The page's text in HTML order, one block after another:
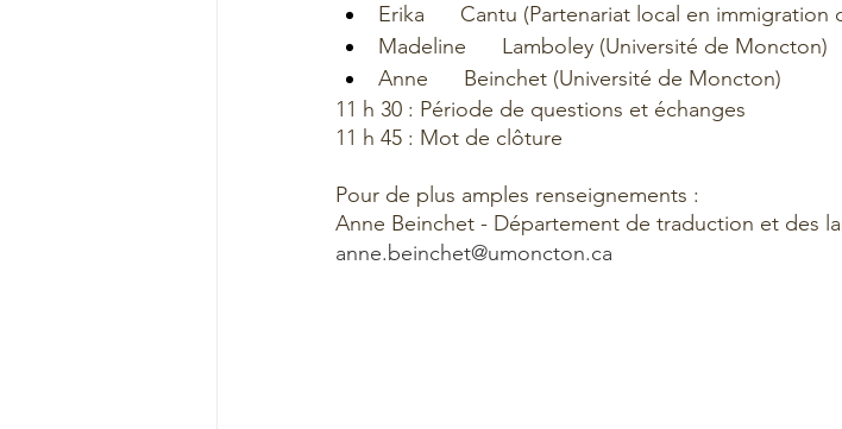
Erika      Cantu (Partenariat local en immigration
Madeline      Lamboley (Université de Moncton)
Anne      Beinchet (Université de Moncton)
11 h 30 : Période de questions et échanges
11 h 45 : Mot de clôture
Pour de plus amples renseignements :
Anne Beinchet - Département de traduction et des
anne.beinchet@umoncton.ca